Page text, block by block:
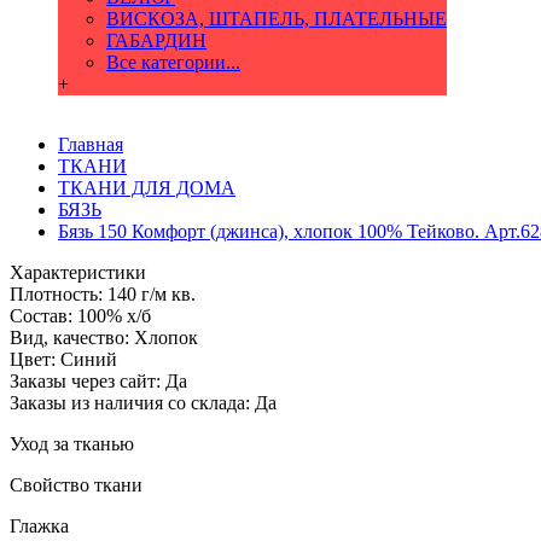
ВИСКОЗА, ШТАПЕЛЬ, ПЛАТЕЛЬНЫЕ
ГАБАРДИН
Все категории...
+
Главная
ТКАНИ
ТКАНИ ДЛЯ ДОМА
БЯЗЬ
Бязь 150 Комфорт (джинса), хлопок 100% Тейково.
Характеристики
Плотность: 140 г/м кв.
Состав: 100% х/б
Вид, качество: Хлопок
Цвет: Синий
Заказы через сайт: Да
Заказы из наличия со склада: Да
Уход за тканью
Свойство ткани
Глажка